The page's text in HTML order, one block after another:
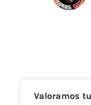
Valoramos